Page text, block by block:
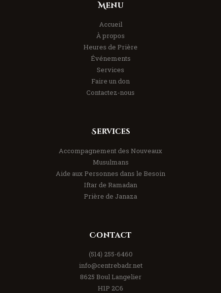
Menu
Accueil
À propos
Heures de Prière
Événements
Services
Faire un don
Contactez-nous
Services
Accompagnement des Nouveaux
Musulmans
Aide aux Personnes dans le Besoin
Iftar de Ramadan
Prière de Janaza
Contact
(514) 255-6460
info@centrebadr.net
8625 Boul Langelier
H1P 2C6